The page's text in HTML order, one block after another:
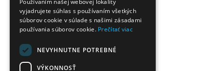
Používaním našej webovej lokality
vyjadrujete súhlas s používaním všetkých
súborov cookie v súlade s našimi zásadami
používania súborov cookie. Prečítať viac
NEVYHNUTNE POTREBNÉ
VÝKONNOSŤ